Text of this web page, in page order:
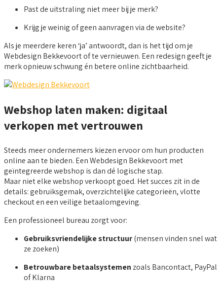
Past de uitstraling niet meer bij je merk?
Krijg je weinig of geen aanvragen via de website?
Als je meerdere keren ‘ja’ antwoordt, dan is het tijd om je
Webdesign Bekkevoort of te vernieuwen. Een redesign geeft je
merk opnieuw schwung én betere online zichtbaarheid.
Webshop laten maken: digitaal
verkopen met vertrouwen
Steeds meer ondernemers kiezen ervoor om hun producten
online aan te bieden. Een Webdesign Bekkevoort met
geïntegreerde webshop is dan dé logische stap.
Maar niet elke webshop verkoopt goed. Het succes zit in de
details: gebruiksgemak, overzichtelijke categorieën, vlotte
checkout en een veilige betaalomgeving.
Een professioneel bureau zorgt voor:
Gebruiksvriendelijke structuur(mensen vinden snel wat
ze zoeken)
Betrouwbare betaalsystemen zoals Bancontact, PayPal
of Klarna